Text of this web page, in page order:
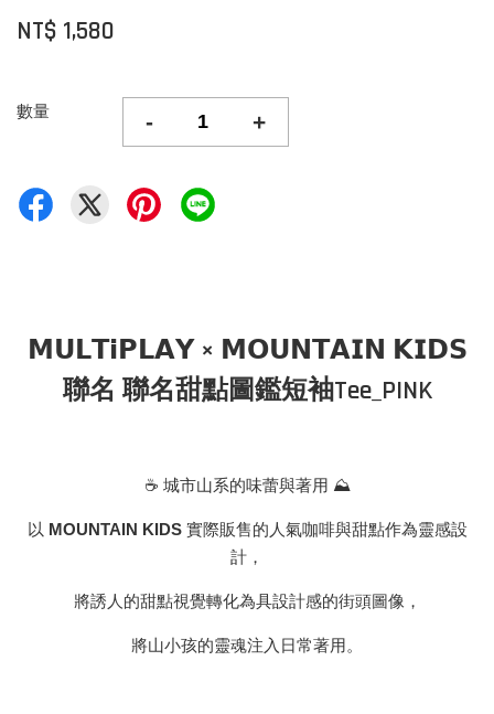
NT$ 1,580
數量 - +
𝗠𝗨𝗟𝗧𝗶𝗣𝗟𝗔𝗬 × 𝗠𝗢𝗨𝗡𝗧𝗔𝗜𝗡 𝗞𝗜𝗗𝗦
聯名 聯名甜點圖鑑短袖Tee_PINK
☕️ 城市山系的味蕾與著用 ⛰️
以 MOUNTAIN KIDS實際販售的人氣咖啡與甜點作為靈感設
計，
將誘人的甜點視覺轉化為具設計感的街頭圖像，
將山小孩的靈魂注入日常著用。